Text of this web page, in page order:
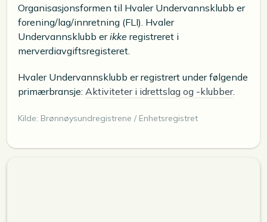
Organisasjonsformen til Hvaler Undervannsklubb er
forening/lag/innretning (FLI). Hvaler
Undervannsklubb erikke registreret i
merverdiavgiftsregisteret.
Hvaler Undervannsklubb er registrert under følgende
primærbransje: Aktiviteter i idrettslag og -klubber.
Kilde: Brønnøysundregistrene / Enhetsregistret